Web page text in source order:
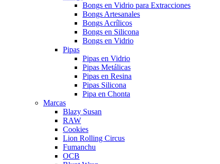
Bongs en Vidrio para Extracciones
Bongs Artesanales
Bongs Acrílicos
Bongs en Silicona
Bongs en Vidrio
Pipas
Pipas en Vidrio
Pipas Metálicas
Pipas en Resina
Pipas Silicona
Pipa en Chonta
Marcas
Blazy Susan
RAW
Cookies
Lion Rolling Circus
Fumanchu
OCB